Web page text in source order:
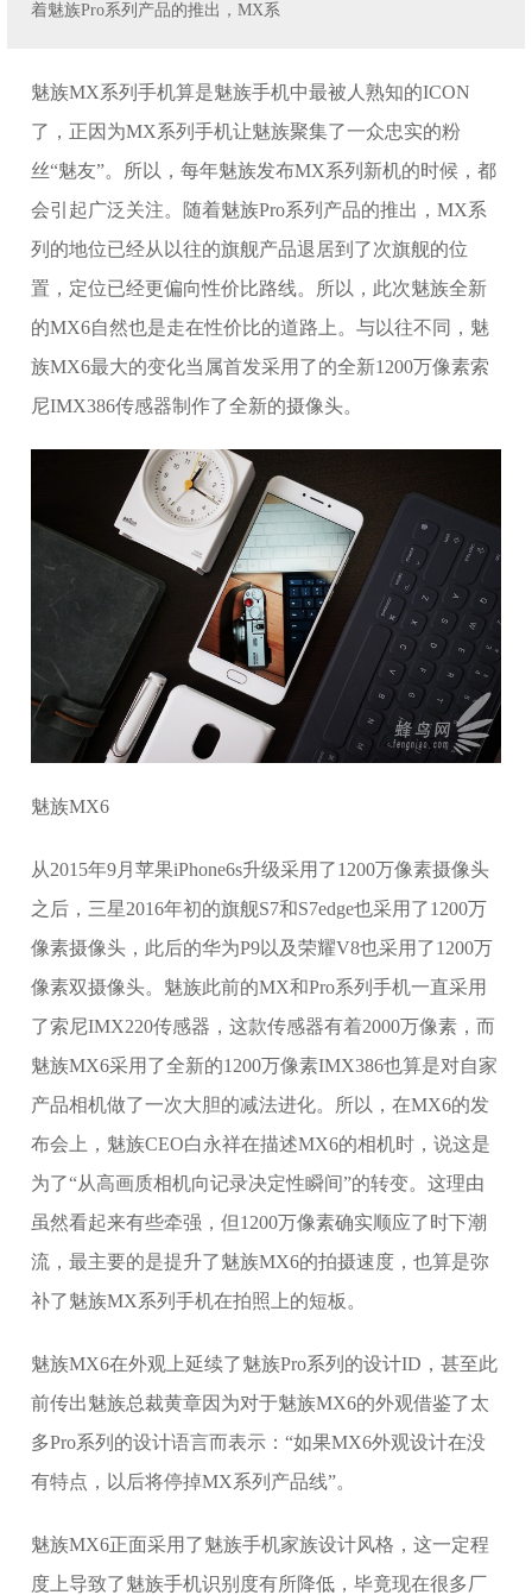
着魅族Pro系列产品的推出，MX系
魅族MX系列手机算是魅族手机中最被人熟知的ICON
了，正因为MX系列手机让魅族聚集了一众忠实的粉
丝“魅友”。所以，每年魅族发布MX系列新机的时候，都
会引起广泛关注。随着魅族Pro系列产品的推出，MX系
列的地位已经从以往的旗舰产品退居到了次旗舰的位
置，定位已经更偏向性价比路线。所以，此次魅族全新
的MX6自然也是走在性价比的道路上。与以往不同，魅
族MX6最大的变化当属首发采用了的全新1200万像素索
尼IMX386传感器制作了全新的摄像头。
魅族MX6
从2015年9月苹果iPhone6s升级采用了1200万像素摄像头
之后，三星2016年初的旗舰S7和S7edge也采用了1200万
像素摄像头，此后的华为P9以及荣耀V8也采用了1200万
像素双摄像头。魅族此前的MX和Pro系列手机一直采用
了索尼IMX220传感器，这款传感器有着2000万像素，而
魅族MX6采用了全新的1200万像素IMX386也算是对自家
产品相机做了一次大胆的减法进化。所以，在MX6的发
布会上，魅族CEO白永祥在描述MX6的相机时，说这是
为了“从高画质相机向记录决定性瞬间”的转变。这理由
虽然看起来有些牵强，但1200万像素确实顺应了时下潮
流，最主要的是提升了魅族MX6的拍摄速度，也算是弥
补了魅族MX系列手机在拍照上的短板。
魅族MX6在外观上延续了魅族Pro系列的设计ID，甚至此
前传出魅族总裁黄章因为对于魅族MX6的外观借鉴了太
多Pro系列的设计语言而表示：“如果MX6外观设计在没
有特点，以后将停掉MX系列产品线”。
魅族MX6正面采用了魅族手机家族设计风格，这一定程
度上导致了魅族手机识别度有所降低，毕竟现在很多厂